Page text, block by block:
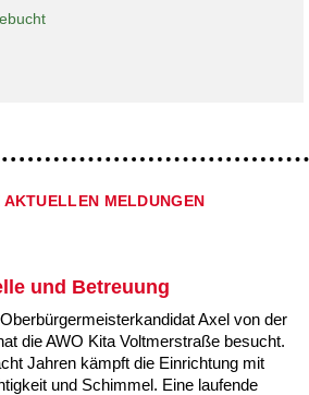
MELDUNGEN
und Betreuung
Axel von der
die AWO Kita Voltmerstraße besucht.
Jahren kämpft die Einrichtung mit
und Schimmel. Eine laufende